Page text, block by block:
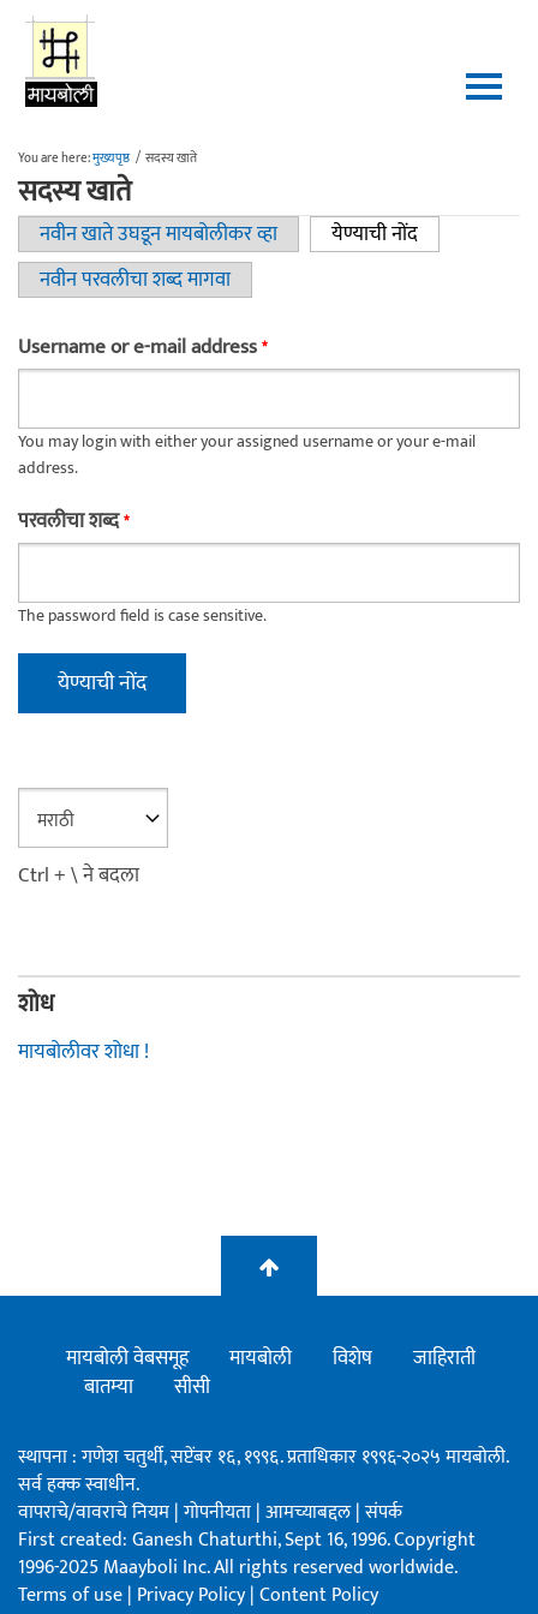
Skip to main content
You are here:मुख्यपृष्ठ / सदस्य खाते
सदस्य खाते
Primary tabs
नवीन खाते उघडून मायबोलीकर व्हा येण्याची नोंद(active tab)
नवीन परवलीचा शब्द मागवा
Username or e-mail address*
You may login with either your assigned username or your e-mail
address.
परवलीचा शब्द*
The password field is case sensitive.
Ctrl + \ ने बदला
शोध
मायबोलीवर शोधा !
मायबोली वेबसमूह मायबोली विशेष
जाहिराती
बातम्या
सीसी
स्थापना : गणेश चतुर्थी, सप्टेंबर १६, १९९६. प्रताधिकार १९९६-२०२५ मायबोली.
सर्व हक्क स्वाधीन.
वापराचे/वावराचे नियम|गोपनीयता|आमच्याबद्दल|संपर्क
First created: Ganesh Chaturthi, Sept 16, 1996. Copyright
1996-2025 Maayboli Inc. All rights reserved worldwide.
Terms of use| Privacy Policy|Content Policy